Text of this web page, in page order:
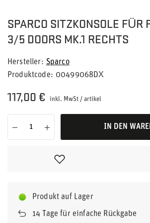
SPARCO SITZKONSOLE FÜR
3/5 DOORS MK.1 RECHTS
Hersteller
Sparco
Produktcode
00499068DX
117,00 € inkl. MwSt / artikel
IN DEN
Produkt auf Lager
14 Tage für einfache Rückgabe